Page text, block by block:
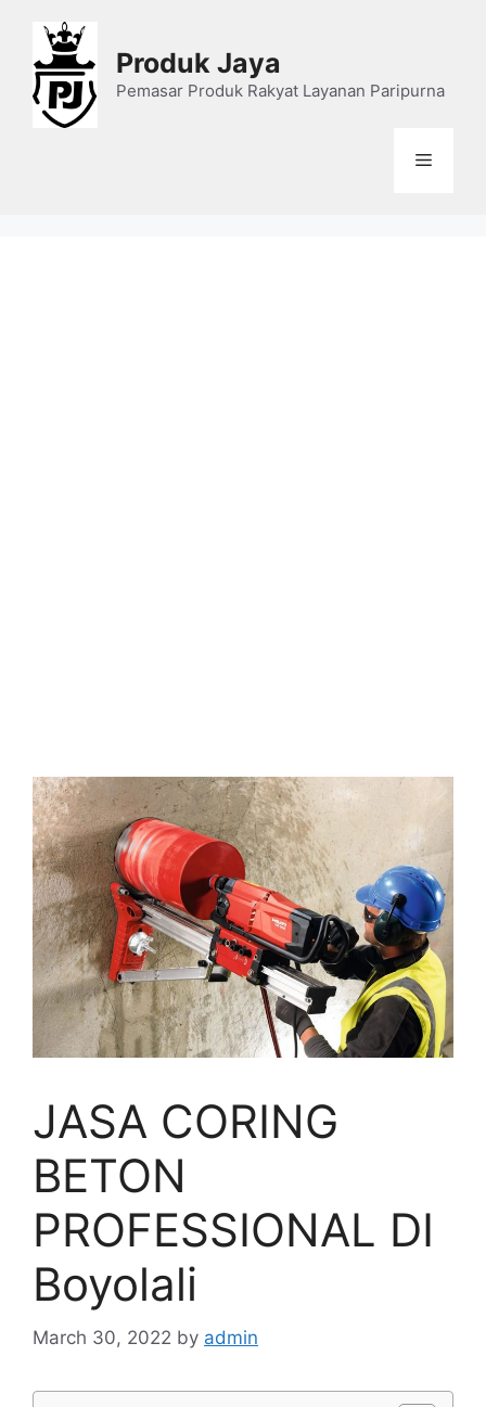
content
Produk Jaya
Pemasar Produk Rakyat Layanan Paripurna
Menu
JASA CORING
BETON
PROFESSIONAL DI
Boyolali
March 30, 2022 by admin